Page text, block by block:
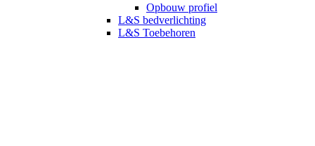
Opbouw profiel
L&S bedverlichting
L&S Toebehoren